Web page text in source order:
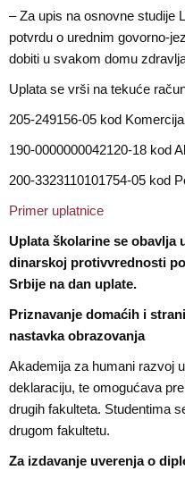
– Za upis na osnovne studije
potvrdu o urednim govorno-
dobiti u svakom domu
Uplata se vrši na tekuće
205-249156-05 kod
190-0000000042120-18 kod
200-3323110101754-05 kod
Primer uplatnice
Uplata školarine se
dinarskoj protivvrednosti
Srbije na dan uplate.
Priznavanje domaćih i
nastavka obrazovanja
Akademija za humani razvoj
deklaraciju, te omogućava
drugih fakulteta. Studentima
drugom fakultetu.
Za izdavanje uverenja o